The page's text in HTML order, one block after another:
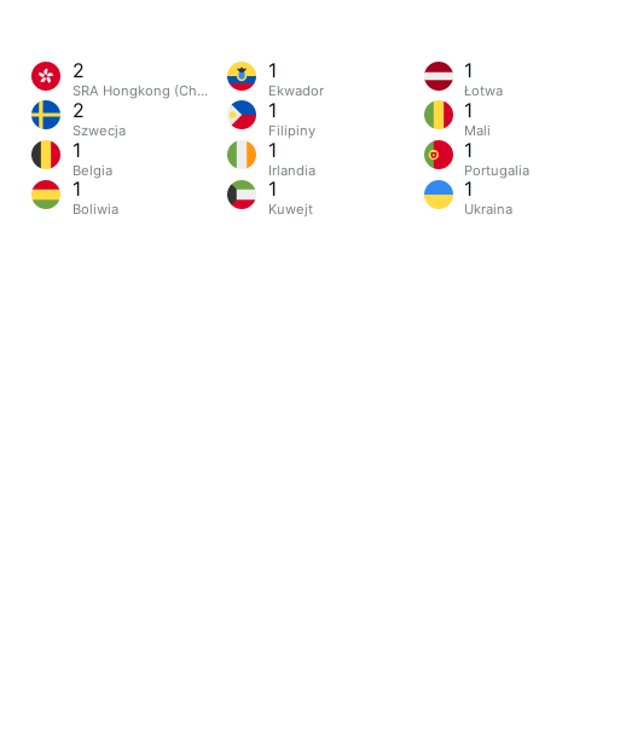
2
SRA Hongkong (Chiny)
2
Szwecja
1
Belgia
1
Boliwia
1
Ekwador
1
Filipiny
1
Irlandia
1
Kuwejt
1
Łotwa
1
Mali
1
Portugalia
1
Ukraina